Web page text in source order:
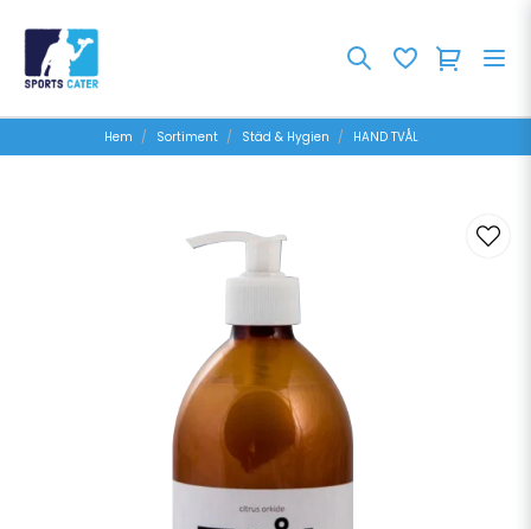
Hem Sortiment Städ & Hygien HAND TVÅL